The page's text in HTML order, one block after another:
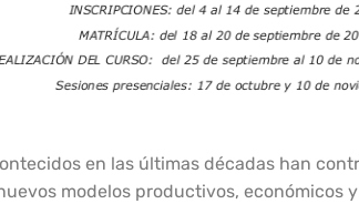
en las últimas décadas han
modelos productivos, económicos